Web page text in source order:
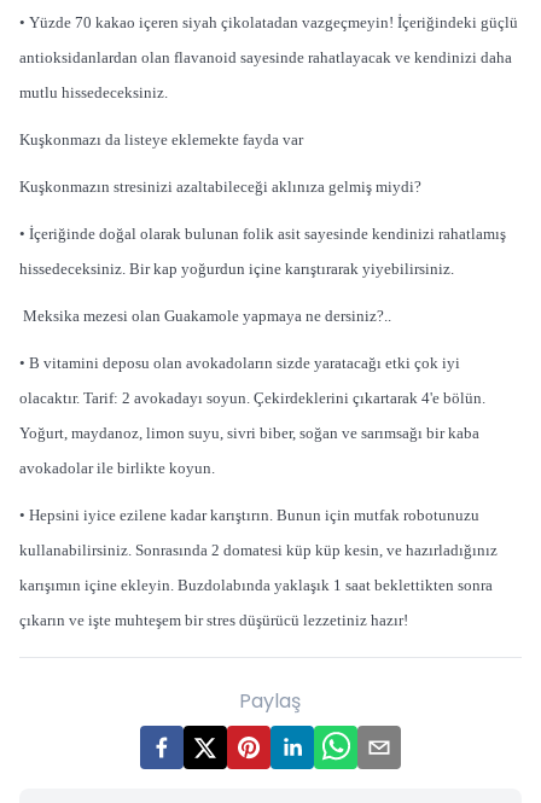
• Yüzde 70 kakao içeren siyah çikolatadan vazgeçmeyin! İçeriğindeki güçlü
antioksidanlardan olan flavanoid sayesinde rahatlayacak ve kendinizi daha
mutlu hissedeceksiniz.
Kuşkonmazı da listeye eklemekte fayda var
Kuşkonmazın stresinizi azaltabileceği aklınıza gelmiş miydi?
• İçeriğinde doğal olarak bulunan folik asit sayesinde kendinizi rahatlamış
hissedeceksiniz. Bir kap yoğurdun içine karıştırarak yiyebilirsiniz.
Meksika mezesi olan Guakamole yapmaya ne dersiniz?..
• B vitamini deposu olan avokadoların sizde yaratacağı etki çok iyi
olacaktır. Tarif: 2 avokadayı soyun. Çekirdeklerini çıkartarak 4'e bölün.
Yoğurt, maydanoz, limon suyu, sivri biber, soğan ve sarımsağı bir kaba
avokadolar ile birlikte koyun.
• Hepsini iyice ezilene kadar karıştırın. Bunun için mutfak robotunuzu
kullanabilirsiniz. Sonrasında 2 domatesi küp küp kesin, ve hazırladığınız
karışımın içine ekleyin. Buzdolabında yaklaşık 1 saat beklettikten sonra
çıkarın ve işte muhteşem bir stres düşürücü lezzetiniz hazır!
Paylaş